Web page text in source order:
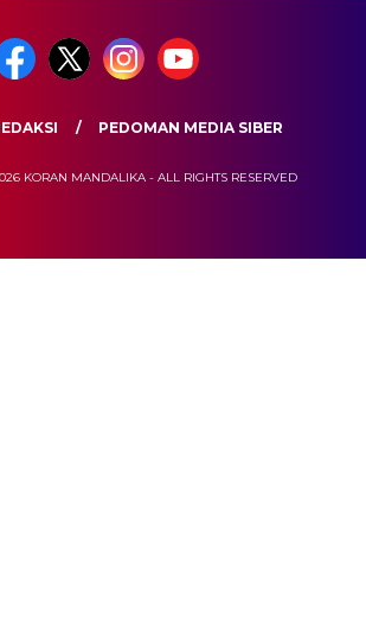
PEDOMAN MEDIA SIBER
KORAN MANDALIKA - ALL RIGHTS RESERVED